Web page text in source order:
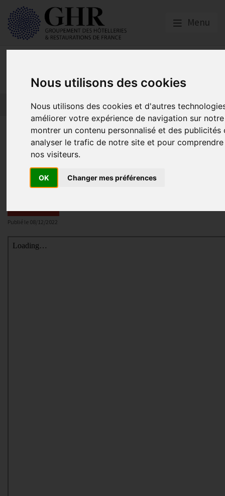
Nous utilisons des cookies
Nous utilisons des cookies et d'autres
améliorer votre expérience de navigation sur
montrer un contenu personnalisé et des publicités
analyser le trafic de notre site et pour
nos visiteurs.
OK Changer mes préférences
Menu
Le Gouvernement renforce le
d’accompagnement des TPE
aux hausses des prix de
Publié le 08/12/2022